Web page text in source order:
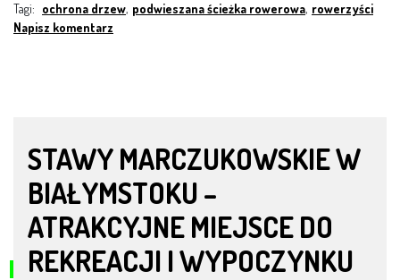
Tagi: ochrona drzew, podwieszana ścieżka rowerowa, rowerzyści
Napisz komentarz
STAWY MARCZUKOWSKIE W
BIAŁYMSTOKU –
ATRAKCYJNE MIEJSCE DO
REKREACJI I WYPOCZYNKU